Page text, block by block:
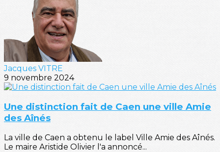
Jacques VITRE
9 novembre 2024
Une distinction fait de Caen une ville Amie
des Aînés
La ville de Caen a obtenu le label Ville Amie des Aînés.
Le maire Aristide Olivier l'a annoncé...